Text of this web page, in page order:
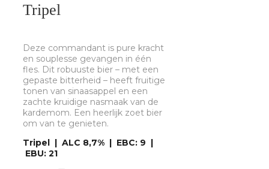
Tripel
Deze commandant is pure kracht
en souplesse gevangen in één
fles. Dit robuuste bier – met een
gepaste bitterheid – heeft fruitige
tonen van sinaasappel en een
zachte kruidige nasmaak van de
kardemom. Een heerlijk zoet bier
om van te genieten.
Tripel | ALC 8,7% | EBC: 9 |
EBU: 21